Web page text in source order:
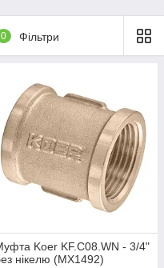
0 Фільтри
Koer KF.C08.WN - 3/4"
нікелю (MX1492)